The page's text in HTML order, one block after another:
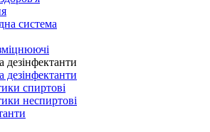
система
дезінфектанти
дезінфектанти
спиртові
неспиртові